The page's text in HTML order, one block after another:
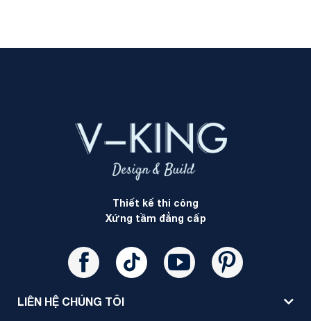
Thiết kế thi công
Xứng tầm đẳng cấp
LIÊN HỆ CHÚNG TÔI